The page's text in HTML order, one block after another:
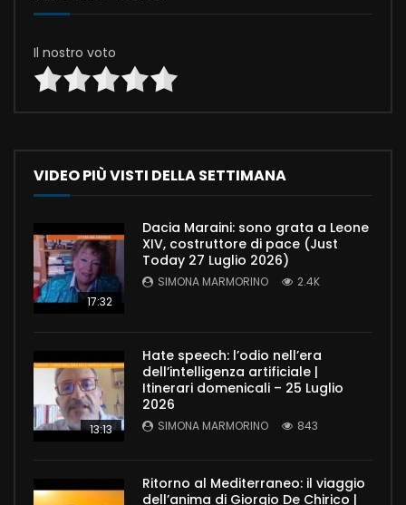
Il nostro voto
VIDEO PIÙ VISTI DELLA SETTIMANA
17:32
Dacia Maraini: sono grata a Leone
XIV, costruttore di pace (Just
Today 27 Luglio 2026)
SIMONA MARMORINO 2.4K
13:13
Hate speech: l’odio nell’era
dell’intelligenza artificiale |
Itinerari domenicali – 25 Luglio
2026
SIMONA MARMORINO 843
Ritorno al Mediterraneo: il viaggio
dell’anima di Giorgio De Chirico |